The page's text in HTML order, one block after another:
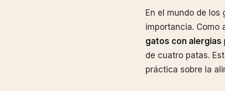
En el mundo de
importancia. Como
gatos con alergias
de cuatro patas.
práctica sobre la